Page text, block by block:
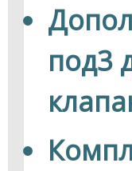
под3